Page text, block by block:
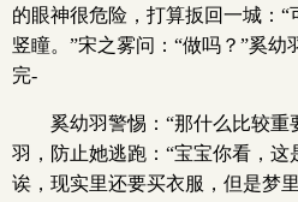
的眼神很危险，打算扳回一城：
竖瞳。”宋之雾问：“做吗？”奚幼
完-
奚幼羽警惕：“那什么比较重
羽，防止她逃跑：“宝宝你看，
诶，现实里还要买衣服，但是梦